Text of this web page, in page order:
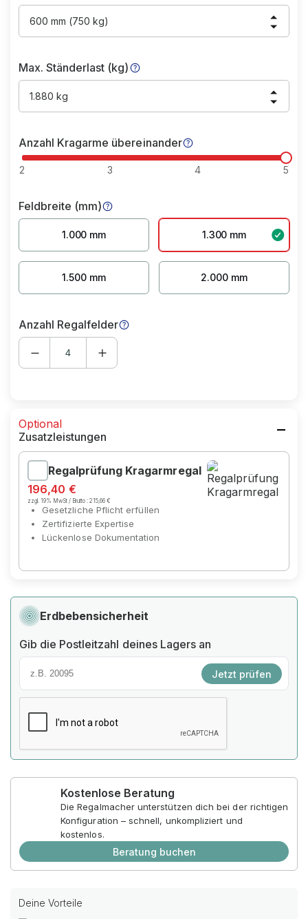
600 mm (750 kg)
Max. Ständerlast (kg)
1.880 kg
Anzahl Kragarme übereinander
2 3 4 5
Feldbreite (mm)
1.000 mm 1.300 mm
1.500 mm 2.000 mm
Anzahl Regalfelder
Optional
Zusatzleistungen
Regalprüfung Kragarmregal
196,40 €
zzgl. 19% MwSt / Brutto :215,66 €
Gesetzliche Pflicht erfüllen
Zertifizierte Expertise
Lückenlose Dokumentation
Erdbebensicherheit
Gib die Postleitzahl deines Lagers an
Jetzt prüfen
Kostenlose Beratung
Die Regalmacher unterstützen dich bei der richtigen
Konfiguration – schnell, unkompliziert und
kostenlos.
Beratung buchen
Deine Vorteile